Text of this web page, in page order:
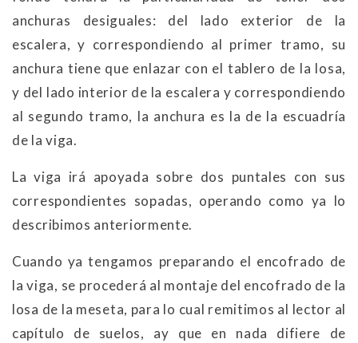
anchuras desiguales: del lado exterior de la
escalera, y correspondiendo al primer tramo, su
anchura tiene que enlazar con el tablero de la losa,
y del lado interior de la escalera y correspondiendo
al segundo tramo, la anchura es la de la escuadría
de la viga.
La viga irá apoyada sobre dos puntales con sus
correspondientes sopadas, operando como ya lo
describimos anteriormente.
Cuando ya tengamos preparando el encofrado de
la viga, se procederá al montaje del encofrado de la
losa de la meseta, para lo cual remitimos al lector al
capítulo de suelos, ay que en nada difiere de